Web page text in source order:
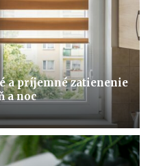
a príjemné zatienenie
a noc